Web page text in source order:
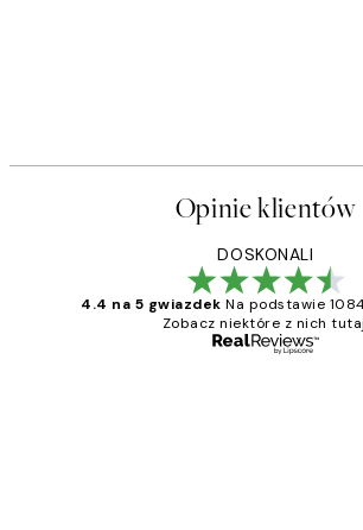
Opinie klientów
DOSKONALI
4.4 na 5 gwiazdek Na podstawie
Zobacz niektóre z nich